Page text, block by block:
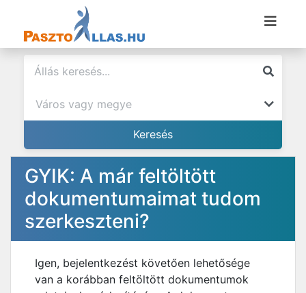
GYIK: A már feltöltött
dokumentumaimat tudom
szerkeszteni?
Igen, bejelentkezést követően lehetősége
van a korábban feltöltött dokumentumok